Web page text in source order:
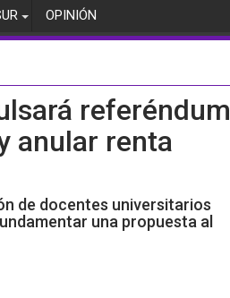
OPINIÓN
referéndum
anular renta
de docentes universitarios
una propuesta al